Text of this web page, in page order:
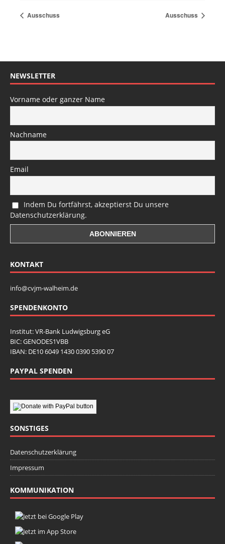
Ausschuss Ausschuss
NEWSLETTER
Vorname oder ganzer Name
Nachname
Email
Indem Du fortfährst, akzeptierst Du unsere
Datenschutzerklärung.
KONTAKT
info@cvjm-walheim.de
SPENDENKONTO
Institut: VR-Bank Ludwigsburg eG
BIC: GENODES1VBB
IBAN: DE10 6049 1430 0390 5390 07
PAYPAL SPENDEN
SONSTIGES
Datenschutzerklärung
Impressum
KOMMUNIKATION